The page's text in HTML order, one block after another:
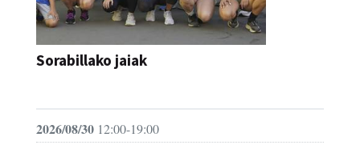
Sorabillako jaiak
2026/08/30 12:00-19:00